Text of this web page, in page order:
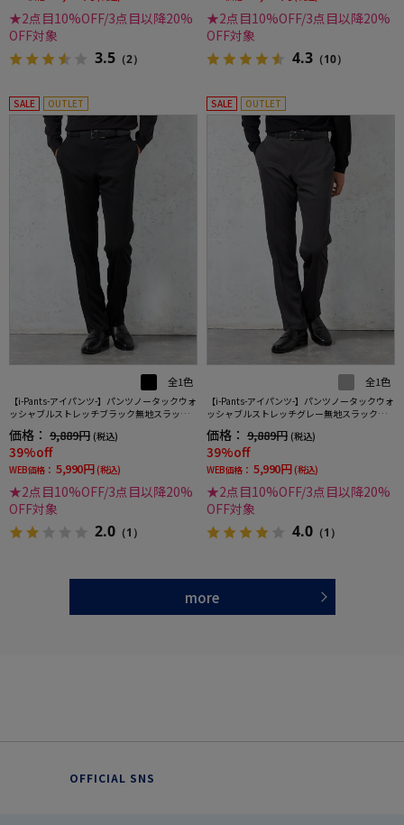
★2点目10%OFF/3点目以降20%
OFF対象
3.5 （2）
★2点目10%OFF/3点目以降20%
OFF対象
4.3 （10）
SALE OUTLET
全1色
【i-Pants-アイパンツ-】パンツノータックウォ
ッシャブルストレッチブラック無地スラック
価格： 9,889円 (税込)
39%off
WEB価格： 5,990円 (税込)
★2点目10%OFF/3点目以降20%
OFF対象
2.0 （1）
SALE OUTLET
全1色
【i-Pants-アイパンツ-】パンツノータックウォ
ッシャブルストレッチグレー無地スラックス
価格： 9,889円 (税込)
39%off
WEB価格： 5,990円 (税込)
★2点目10%OFF/3点目以降20%
OFF対象
4.0 （1）
more
OFFICIAL SNS